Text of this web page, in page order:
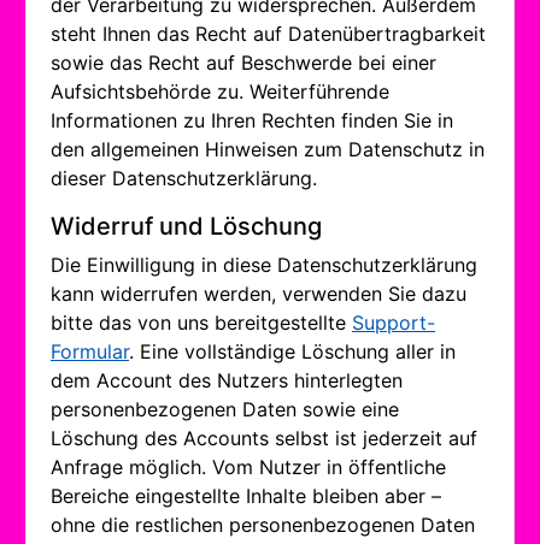
der Verarbeitung zu widersprechen. Außerdem
steht Ihnen das Recht auf Datenübertragbarkeit
sowie das Recht auf Beschwerde bei einer
Aufsichtsbehörde zu. Weiterführende
Informationen zu Ihren Rechten finden Sie in
den allgemeinen Hinweisen zum Datenschutz in
dieser Datenschutzerklärung.
Widerruf und Löschung
Die Einwilligung in diese Datenschutzerklärung
kann widerrufen werden, verwenden Sie dazu
bitte das von uns bereitgestellte Support-
Formular. Eine vollständige Löschung aller in
dem Account des Nutzers hinterlegten
personenbezogenen Daten sowie eine
Löschung des Accounts selbst ist jederzeit auf
Anfrage möglich. Vom Nutzer in öffentliche
Bereiche eingestellte Inhalte bleiben aber –
ohne die restlichen personenbezogenen Daten